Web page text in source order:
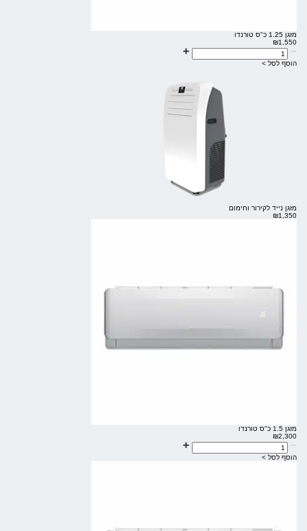
מזגן 1.25 כ"ס טורנדו
₪1,550
הוסף לסל >
מזגן נייד לקירור וחימום
₪1,350
מזגן 1.5 כ"ס טורנדו
₪2,300
הוסף לסל >